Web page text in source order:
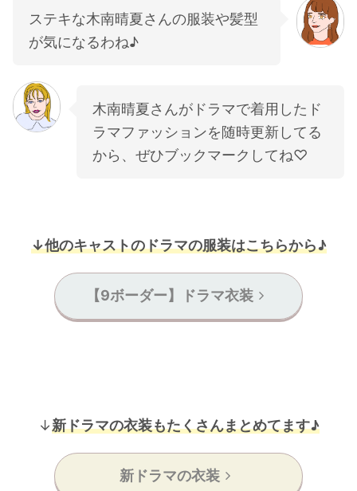
ステキな木南晴夏さんの服装や髪型
が気になるわね♪
木南晴夏さんがドラマで着用したド
ラマファッションを随時更新してる
から、ぜひブックマークしてね♡
↓他のキャストのドラマの服装はこちらから♪
【9ボーダー】ドラマ衣装
↓新ドラマの衣装もたくさんまとめてます♪
新ドラマの衣装